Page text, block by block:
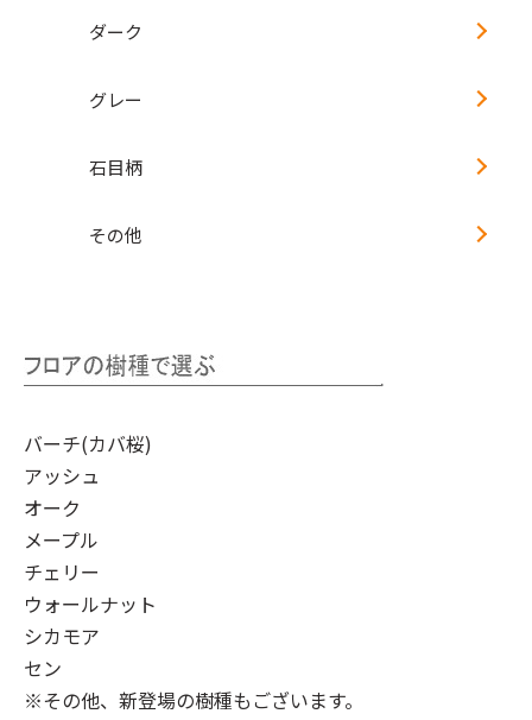
ダーク
グレー
石目柄
その他
バーチ(カバ桜)
アッシュ
オーク
メープル
チェリー
ウォールナット
シカモア
セン
※その他、新登場の樹種もございます。